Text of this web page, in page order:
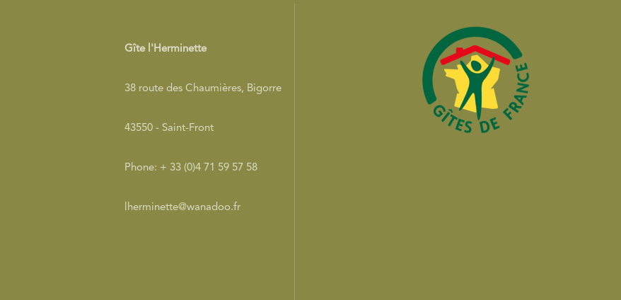
Gîte l'Herminette
38 route des Chaumières, Bigorre
43550 - Saint-Front
Phone: + 33 (0)4 71 59 57 58
lherminette@wanadoo.fr